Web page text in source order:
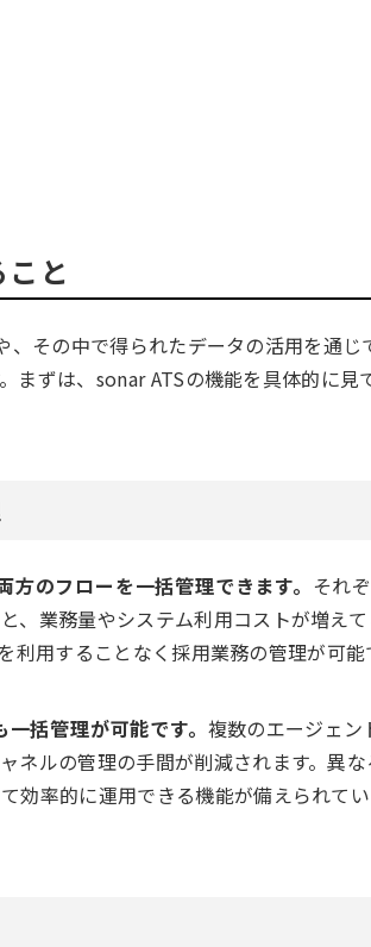
と
その中で得られたデータの活用を通じ
ずは、sonar ATSの機能を具体的に見
のフローを一括管理できます。 それ
、業務量やシステム利用コストが増え
利用することなく採用業務の管理が可能
括管理が可能です。 複数のエージェン
ネルの管理の手間が削減されます。異
効率的に運用できる機能が備えられてい